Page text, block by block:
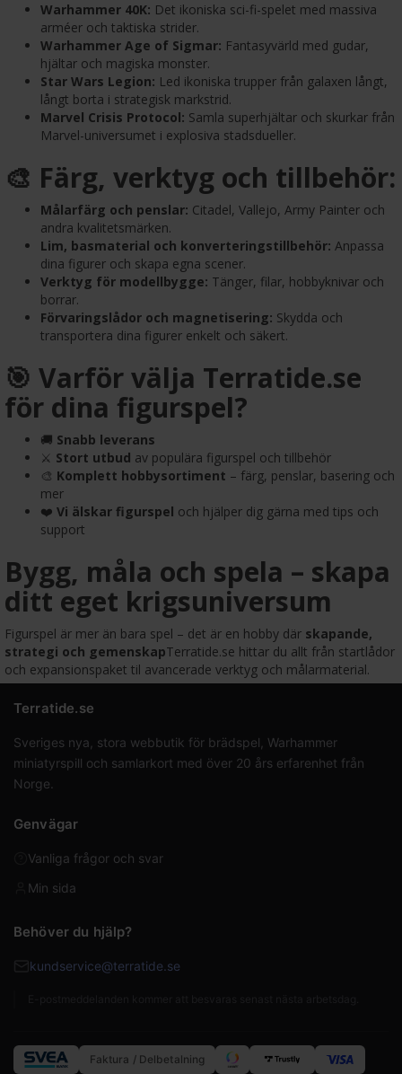
Warhammer 40K: Det ikoniska sci-fi-spelet med massiva
arméer och taktiska strider.
Warhammer Age of Sigmar: Fantasyvärld med gudar,
hjältar och magiska monster.
Star Wars Legion: Led ikoniska trupper från galaxen långt,
långt borta i strategisk markstrid.
Marvel Crisis Protocol: Samla superhjältar och skurkar från
Marvel-universumet i explosiva stadsdueller.
🎨 Färg, verktyg och tillbehör:
Målarfärg och penslar: Citadel, Vallejo, Army Painter och
andra kvalitetsmärken.
Lim, basmaterial och konverteringstillbehör: Anpassa
dina figurer och skapa egna scener.
Verktyg för modellbygge: Tänger, filar, hobbyknivar och
borrar.
Förvaringslådor och magnetisering: Skydda och
transportera dina figurer enkelt och säkert.
🎯 Varför välja Terratide.se
för dina figurspel?
🚚 Snabb leverans
⚔️ Stort utbud av populära figurspel och tillbehör
🎨 Komplett hobbysortiment – färg, penslar, basering och
mer
❤️ Vi älskar figurspel och hjälper dig gärna med tips och
support
Bygg, måla och spela – skapa
ditt eget krigsuniversum
Figurspel är mer än bara spel – det är en hobby där skapande,
strategi och gemenskapTerratide.se hittar du allt från startlådor
och expansionspaket til avancerade verktyg och målarmaterial.
Terratide.se
Sveriges nya, stora webbutik för brädspel, Warhammer
miniatyrspill och samlarkort med över 20 års erfarenhet från
Norge.
Genvägar
Vanliga frågor och svar
Min sida
Behöver du hjälp?
kundservice@terratide.se
Faktura / Delbetalning